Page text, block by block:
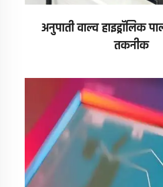
अनुपाती वाल्व हाइड्रॉलिक
तकनीक